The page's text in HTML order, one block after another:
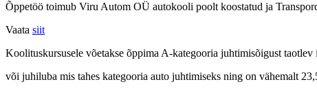
Õppetöö toimub Viru Autom OÜ autokooli poolt koostatud ja
Vaata siit
Koolituskursusele võetakse õppima A-kategooria juhtimisõigust
või juhiluba mis tahes kategooria auto juhtimiseks ning on vähemalt